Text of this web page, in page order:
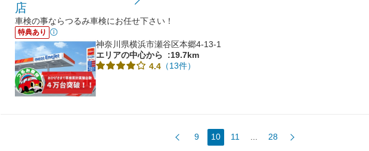
店
車検の事ならつるみ車検にお任せ下さい！
特典あり
神奈川県横浜市瀬谷区本郷4-13-1
エリアの中心から
:19.7km
4.4 （13件）
9 10 11 28